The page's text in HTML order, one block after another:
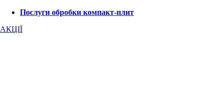
Послуги обробки компакт-плит
АКЦІЇ